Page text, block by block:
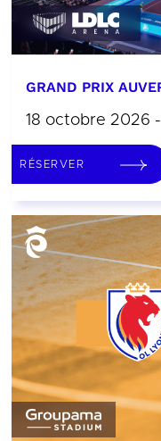
GRAND PRIX
18 octobre 2026
RÉSERVER